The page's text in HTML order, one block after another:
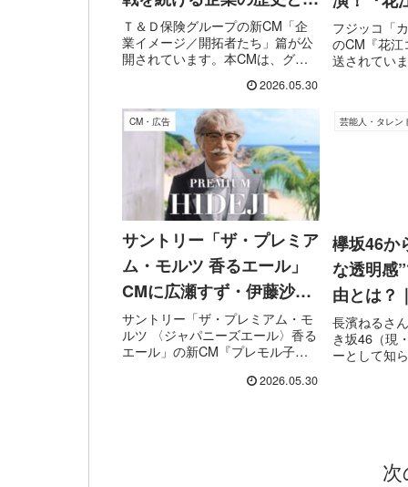
いを描く話題の企業CM
Ｔ＆Ｄ保険グループの新CM「企
業イメージ／開拓者たち」篇が公
開されています。本CMは、グル
「Try＆Discover（挑戦と発見）」
をテーマに、変化を恐れず挑戦し
続ける企業の姿勢を表現した企業
イメージCMです。...
2026.05.30
＆キャン
フジッコ「
のCM『花江
送されてい
夢中になっ
CM・広告
サントリー「ザ・プレミア
ム・モルツ 香るエール」
CMに広瀬すず・伊藤沙
莉・オダギリジョー・津田
健次郎が出演！『プレモル
サントリー「ザ・プレミアム・モ
ルツ 〈ジャパニーズエール〉香る
エール」の新CM『プレモル子ち
れています。本CMは、「ちびま
2026.05.30
芸能人・タレン
欅坂46か
な透明感
由とは？
フィール
長濱ねるさ
き坂46（現
ーとして知